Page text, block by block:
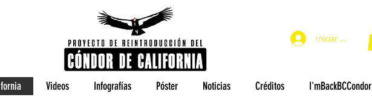
Iniciar sesión
Videos Infografías Póster Noticias Créditos I'mBackBCCondor